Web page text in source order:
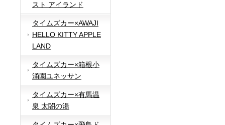
スト アイランド
タイムズカー×AWAJI
HELLO KITTY APPLE
LAND
タイムズカー×箱根小
涌園ユネッサン
タイムズカー×有馬温
泉 太閤の湯